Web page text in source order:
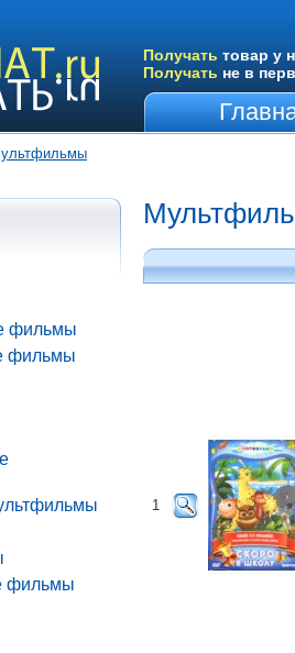
Получать товар у
Получать не в
фильмы
фильмы
фильмы
1